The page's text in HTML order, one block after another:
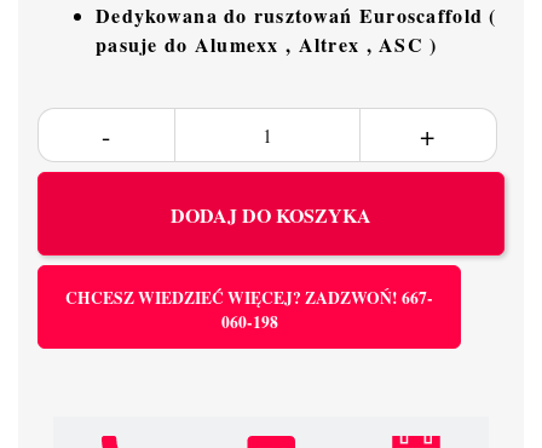
Dedykowana do rusztowań Euroscaffold (
pasuje do Alumexx , Altrex , ASC )
DODAJ DO KOSZYKA
CHCESZ WIEDZIEĆ WIĘCEJ? ZADZWOŃ! 667-
060-198